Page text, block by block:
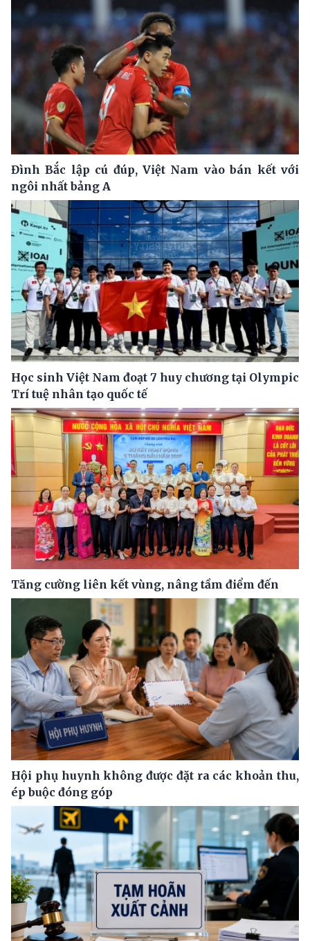
Đình Bắc lập cú đúp, Việt Nam vào bán kết với
ngôi nhất bảng A
Học sinh Việt Nam đoạt 7 huy chương tại Olympic
Trí tuệ nhân tạo quốc tế
Tăng cường liên kết vùng, nâng tầm điểm đến
Hội phụ huynh không được đặt ra các khoản thu,
ép buộc đóng góp